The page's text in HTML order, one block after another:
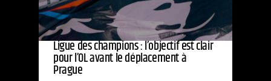
Ligue des champions : l’objectif est clair
pour l’OL avant le déplacement à
Prague